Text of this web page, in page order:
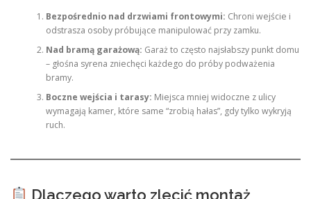
Bezpośrednio nad drzwiami frontowymi: Chroni wejście i
odstrasza osoby próbujące manipulować przy zamku.
Nad bramą garażową: Garaż to często najsłabszy punkt domu
– głośna syrena zniechęci każdego do próby podważenia
bramy.
Boczne wejścia i tarasy: Miejsca mniej widoczne z ulicy
wymagają kamer, które same “zrobią hałas”, gdy tylko wykryją
ruch.
Dlaczego warto zlecić montaż